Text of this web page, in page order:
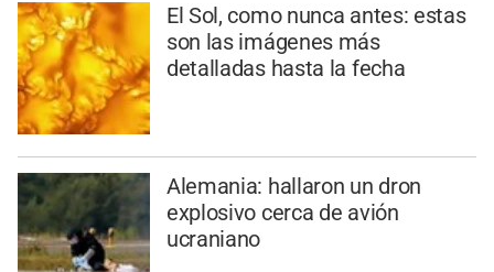
El Sol, como nunca antes: estas
son las imágenes más
detalladas hasta la fecha
Alemania: hallaron un dron
explosivo cerca de avión
ucraniano